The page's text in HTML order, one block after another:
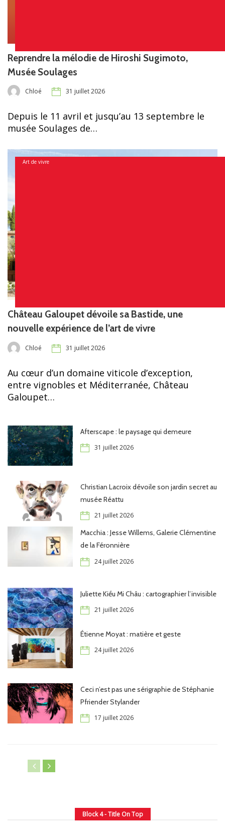
Reprendre la mélodie de Hiroshi Sugimoto,
Musée Soulages
Chloé 31 juillet 2026
Depuis le 11 avril et jusqu’au 13 septembre le
musée Soulages de…
Art de vivre
Château Galoupet dévoile sa Bastide, une
nouvelle expérience de l’art de vivre
Chloé 31 juillet 2026
Au cœur d’un domaine viticole d’exception,
entre vignobles et Méditerranée, Château
Galoupet…
Afterscape : le paysage qui demeure
31 juillet 2026
Christian Lacroix dévoile son jardin secret au
musée Réattu
21 juillet 2026
Macchia : Jesse Willems, Galerie Clémentine
de la Féronnière
24 juillet 2026
Juliette Kiều Mi Châu : cartographier l’invisible
21 juillet 2026
Étienne Moyat : matière et geste
24 juillet 2026
Ceci n’est pas une sérigraphie de Stéphanie
Pfriender Stylander
17 juillet 2026
Block 4 - Title On Top